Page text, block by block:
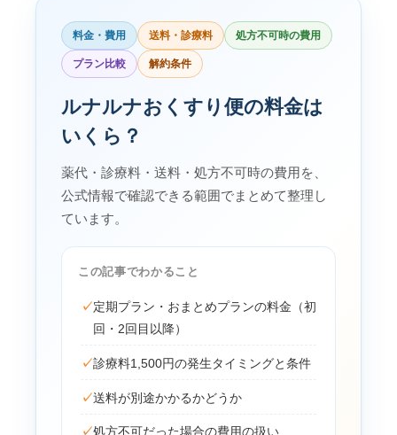
料金・費用 送料・診療料 処方不可時の費用
プラン比較 解約条件
ルナルナおくすり便の料金は
いくら？
薬代・診療料・送料・処方不可時の費用を、
公式情報で確認できる範囲でまとめて整理し
ています。
この記事でわかること
✓定期プラン・おまとめプランの料金（初
回・2回目以降）
✓診療料1,500円の発生タイミングと条件
✓送料が別途かかるかどうか
✓処方不可だった場合の費用の扱い